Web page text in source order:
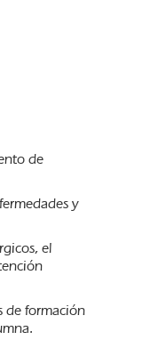
de
y
el
de formación